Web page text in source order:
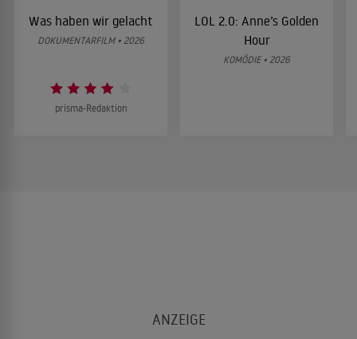
Was haben wir gelacht
DOKUMENTARFILM • 2026
prisma-Redaktion
LOL 2.0: Anne’s Golden
Hour
KOMÖDIE • 2026